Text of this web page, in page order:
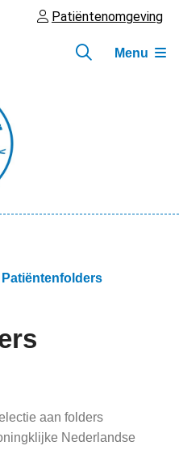
Patiëntenomgeving
Menu
Patiëntenfolders
aan folders
Nederlandse